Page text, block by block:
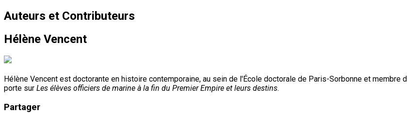
Auteurs et Contributeurs
Hélène Vencent
Hélène Vencent est doctorante en histoire contemporaine, au sein de l'École doctorale de Paris-Sorbonne et membre
porte sur Les élèves officiers de marine à la fin du Premier Empire et leurs destins.
Partager